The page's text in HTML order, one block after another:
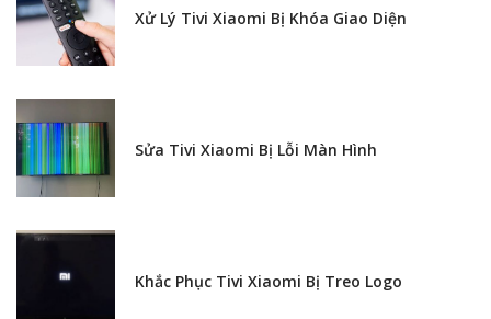
Xử Lý Tivi Xiaomi Bị Khóa Giao Diện
Sửa Tivi Xiaomi Bị Lỗi Màn Hình
Khắc Phục Tivi Xiaomi Bị Treo Logo